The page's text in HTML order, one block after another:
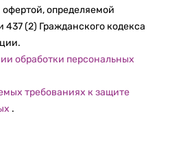
определяемой
(2) Гражданского кодекса
обработки персональных
требованиях к защите
.